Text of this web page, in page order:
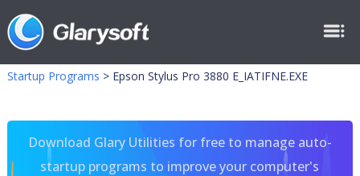
Startup Programs > Epson Stylus Pro 3880 E_IATIFNE.EXE
Download Glary Utilities for free to manage auto-
startup programs to improve your computer's